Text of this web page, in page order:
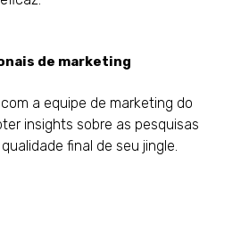
de marketing
a equipe de marketing do
insights sobre as pesquisas
final de seu jingle.